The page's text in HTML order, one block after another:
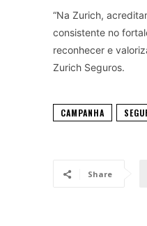
“Na Zurich,
consistente no
reconhecer e
Zurich Seguros.
CAMPANHA
Share